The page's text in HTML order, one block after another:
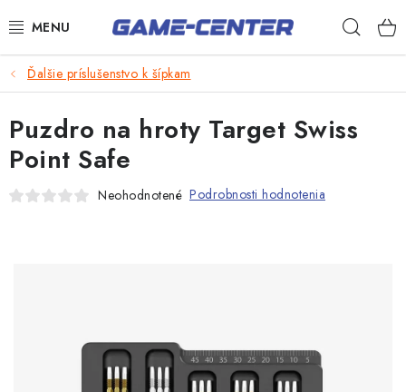
na
Šípky
Poker
Stolný futbal
Ďalšie príslušenstvo k šípkam
Puzdro na hroty Target Swiss
Point Safe
Neohodnotené Podrobnosti hodnotenia